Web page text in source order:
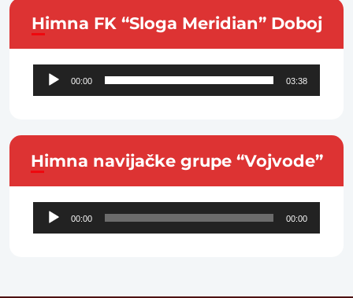
Himna FK “Sloga Meridian” Doboj
Audio
Player
00:00 03:38
Himna navijačke grupe “Vojvode”
Audio
Player
00:00 00:00